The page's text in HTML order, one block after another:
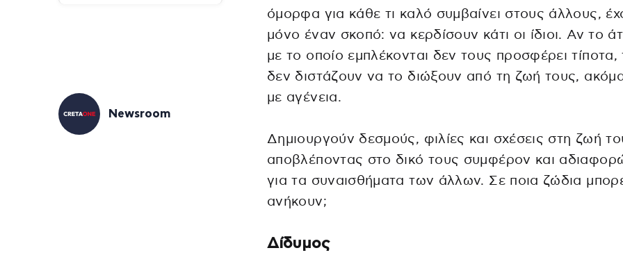
Newsroom
όμορφα για κάθε τι καλό συμβαίνει στους άλλους,
μόνο έναν σκοπό: να κερδίσουν κάτι οι ίδιοι. Αν το
με το οποίο εμπλέκονται δεν τους προσφέρει τίποτα,
δεν διστάζουν να το διώξουν από τη ζωή τους,
με αγένεια.
Δημιουργούν δεσμούς, φιλίες και σχέσεις στη ζωή
αποβλέποντας στο δικό τους συμφέρον και
για τα συναισθήματα των άλλων. Σε ποια ζώδια
ανήκουν;
Δίδυμος